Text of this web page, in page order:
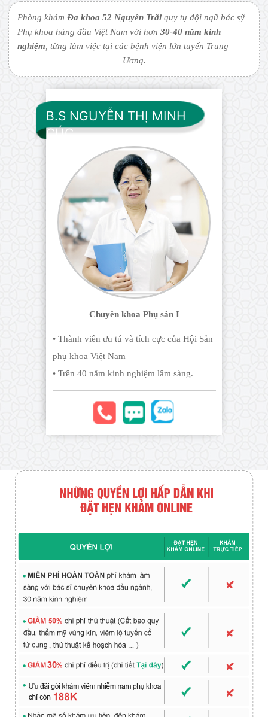
Phòng khámĐa khoa 52 Nguyễn Trãi quy tụ đội ngũ bác sỹ
Phụ khoa hàng đầu Việt Nam với hơn30-40 năm kinh
nghiệm , từng làm việc tại các bệnh viện lớn tuyến Trung
Ương.
B.S NGUYỄN THỊ MINH
CÚC
Chuyên khoa Phụ sản I
• Thành viên ưu tú và tích cực của Hội Sản
phụ khoa Việt Nam
• Trên 40 năm kinh nghiệm lâm sàng.